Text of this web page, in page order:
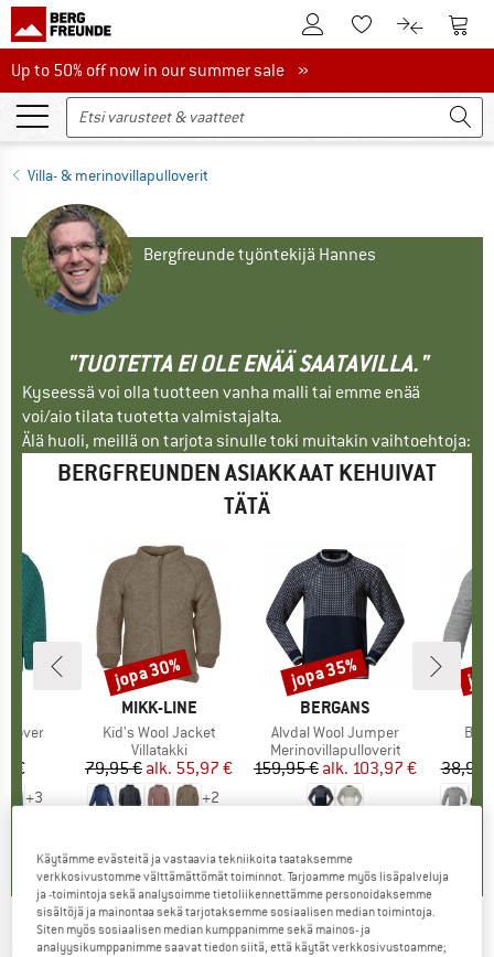
Tästä asiakastililleTästä toivelistalle.
Tästä
Up to 50% off now in our summer sale
Up to 50% off now in our summer sale »
Villa- & merinovillapulloverit
Bergfreunde työntekijä Hannes
"TUOTETTA EI OLE ENÄÄ SAATAVILLA."
Kyseessä voi olla tuotteen vanha malli tai emme enää
voi/aio tilata tuotetta valmistajalta.
Älä huoli, meillä on tarjota sinulle toki muitakin vaihtoehtoja:
BERGFREUNDEN ASIAKKAAT KEHUIVAT
TÄTÄ
€
+3
MERKKI
MIKK-LINE
Tuote
Kid's Wool Jacket
Tuoteryhmä
Villatakki
Hinta
79,95 € Alennettu hinta
alk. 55,97 €
+2
Alennus
jopa 30%
MERKKI
BERGANS
Tuote
Alvdal Wool Jumper
Tuoteryhmä
Merinovillapulloverit
Hinta
159,95 € Alennettu hinta
alk. 103,97 €
Alennus
jopa 35%
38,95
ICEBREAKER -Cable Knit Crewe Sweater -
Käytämme evästeitä ja vastaavia tekniikoita taataksemme
verkkosivustomme välttämättömät toiminnot. Tarjoamme myös lisäpalveluja
ja -toimintoja sekä analysoimme tietoliikennettämme personoidaksemme
sisältöjä ja mainontaa sekä tarjotaksemme sosiaalisen median toimintoja.
Siten myös sosiaalisen median kumppanimme sekä mainos- ja
analyysikumppanimme saavat tiedon siitä, että käytät verkkosivustoamme;